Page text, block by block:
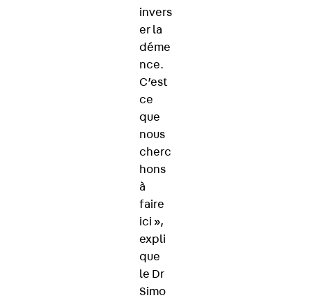
invers
er la
déme
nce.
C’est
ce
que
nous
cherc
hons
à
faire
ici »,
expli
que
le Dr
Simo